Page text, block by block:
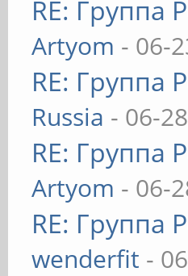
RE: Группа
Artyom - 06-
RE: Группа
Russia - 06-
RE: Группа
Artyom - 06-
RE: Группа
wenderfit -